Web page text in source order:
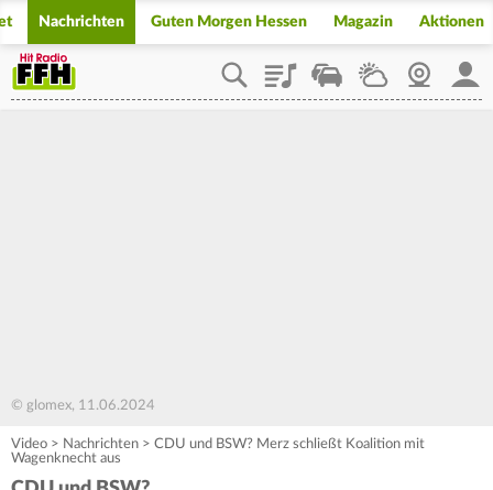
Nachrichten Guten Morgen Hessen Magazin Aktionen
PlaylistStaupilotWetterWebcam
© glomex, 11.06.2024
Video > Nachrichten > CDU und BSW? Merz schließt Koalition mit
Wagenknecht aus